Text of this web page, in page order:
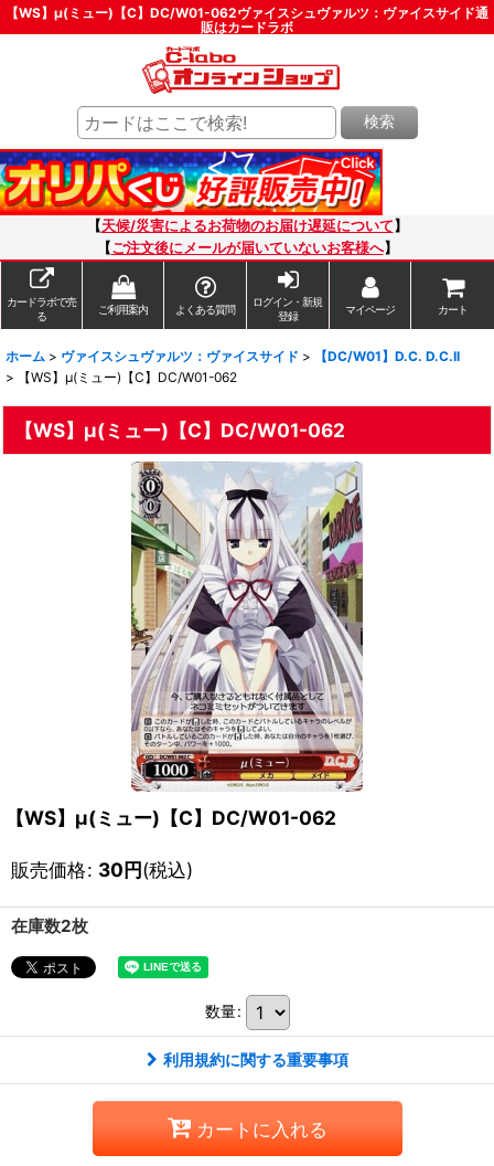
【WS】μ(ミュー)【C】DC/W01-062ヴァイスシュヴァルツ：ヴァイスサイド通
販はカードラボ
検索
【天候/災害によるお荷物のお届け遅延について 】
【ご注文後にメールが届いていないお客様へ】
カードラボで売
る
ご利用案内 よくある質問
ログイン・新規
登録
マイページ カート
ホーム > ヴァイスシュヴァルツ：ヴァイスサイド >
【DC/W01】D.C. D.C.II
>
【WS】μ(ミュー)【C】DC/W01-062
【WS】μ(ミュー)【C】DC/W01-062
【WS】μ(ミュー)【C】DC/W01-062
販売価格: 30円(税込)
在庫数2枚
数量:
利用規約に関する重要事項
カートに入れる